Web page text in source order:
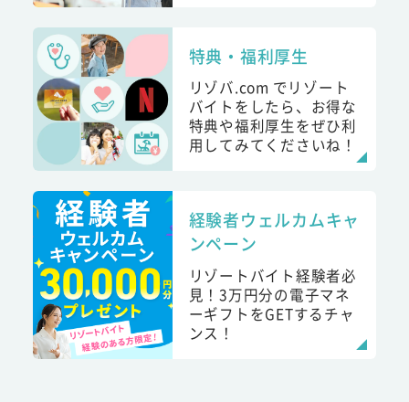
特典・福利厚生
リゾバ.com でリゾート
バイトをしたら、お得な
特典や福利厚生をぜひ利
用してみてくださいね！
経験者ウェルカムキャ
ンペーン
リゾートバイト経験者必
見！3万円分の電子マネ
ーギフトをGETするチャ
ンス！